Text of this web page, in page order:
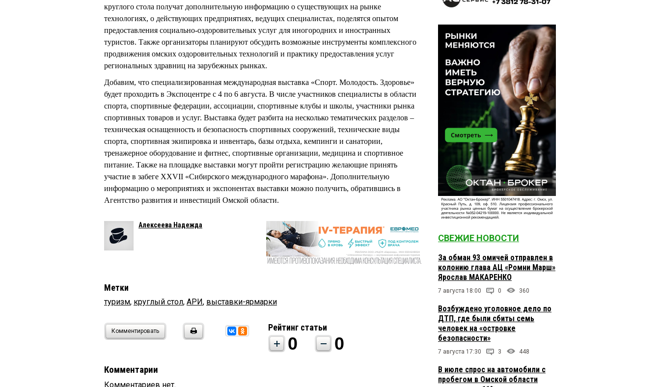
круглого стола получат дополнительную информацию о существующих на рынке
технологиях, о действующих предприятиях, ведущих специалистах, поделятся опытом
предоставления социально-оздоровительных услуг для иногородних и иностранных
туристов. Также организаторы планируют обсудить возможные инструменты комплексного
продвижения омских оздоровительных технологий и практику предоставления услуг
региональных здравниц на зарубежных рынках.
Добавим, что специализированная международная выставка «Спорт. Молодость. Здоровье»
будет проходить в Экспоцентре с 4 по 6 августа. В числе участников специалисты в области
спорта, спортивные федерации, ассоциации, спортивные клубы и школы, участники рынка
спортивных товаров и услуг. Выставка будет разбита на несколько тематических разделов –
техническая оснащенность и безопасность спортивных сооружений, технические виды
спорта, спортивная экипировка и инвентарь, базы отдыха, кемпинги и санатории,
тренажерное оборудование и фитнес, спортивные организации, медицина и спортивное
питание. Также на площадке выставки могут пройти регистрацию желающие принять
участие в забеге XXVII «Сибирского международного марафона». Дополнительную
информацию о мероприятиях и экспонентах выставки можно получить, обратившись в
Агентство развития и инвестиций Омской области.
Алексеева Надежда
Метки
туризм, круглый стол, АРИ, выставки-ярмарки
Комментировать Рейтинг статьи
0 0
Комментарии
Комментариев нет.
СВЕЖИЕ НОВОСТИ
За обман 93 омичей отправлен в
колонию глава АЦ «Ромни Марш»
Ярослав МАКАРЕНКО
7 августа 18:00 0 360
Возбуждено уголовное дело по
ДТП, где были сбиты семь
человек на «островке
безопасности»
7 августа 17:30 3 448
В июле спрос на автомобили с
пробегом в Омской области